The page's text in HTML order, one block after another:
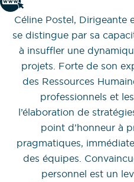
Céline Postel, Dirigeante
se distingue par sa
à insuffler une
projets. Forte de son
des Ressources
professionnels et
l’élaboration de
point d’honneur à
pragmatiques,
des équipes.
personnel est un